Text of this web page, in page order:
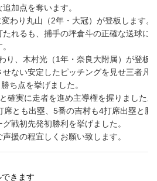
加点を奪います。
わり丸山（2年・大冠）が登板します。
れるも、捕手の坪倉斗の正確な送球に
り、木村光（1年・奈良大附属）が登板
ない安定したピッチングを見せ三者凡
ち点を挙げました。
確実に走者を進め主導権を握りました。
とも出塁、5番の吉村も4打席出塁と勝
戦初先発初勝利を挙げました。
援の程宜しくお願い致します。
きます